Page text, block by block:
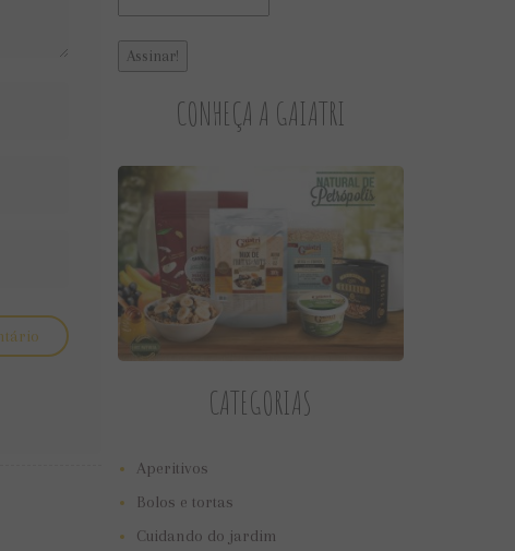
CONHEÇA A GAIATRI
CATEGORIAS
Aperitivos
Bolos e tortas
Cuidando do jardim